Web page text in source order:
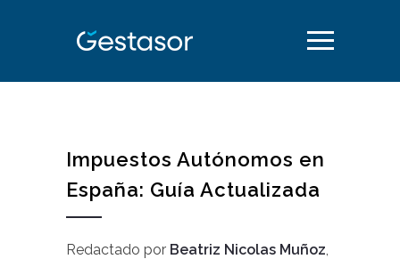
Impuestos Autónomos en
España: Guía Actualizada
Redactado por Beatriz Nicolas Muñoz,